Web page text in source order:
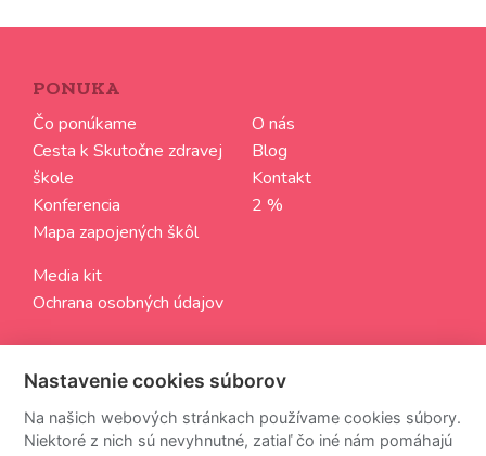
PONUKA
Čo ponúkame
Cesta k Skutočne zdravej
škole
Konferencia
Mapa zapojených škôl
O nás
Blog
Kontakt
2 %
Media kit
Ochrana osobných údajov
Nastavenie cookies súborov
Na našich webových stránkach používame cookies súbory.
Niektoré z nich sú nevyhnutné, zatiaľ čo iné nám pomáhajú